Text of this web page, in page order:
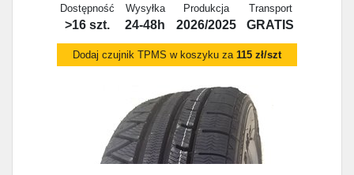
Dostępność
>16 szt.
Wysyłka
24-48h
Produkcja
2026/2025
Transport
GRATIS
Dodaj czujnik TPMS w koszyku za 115 zł/szt